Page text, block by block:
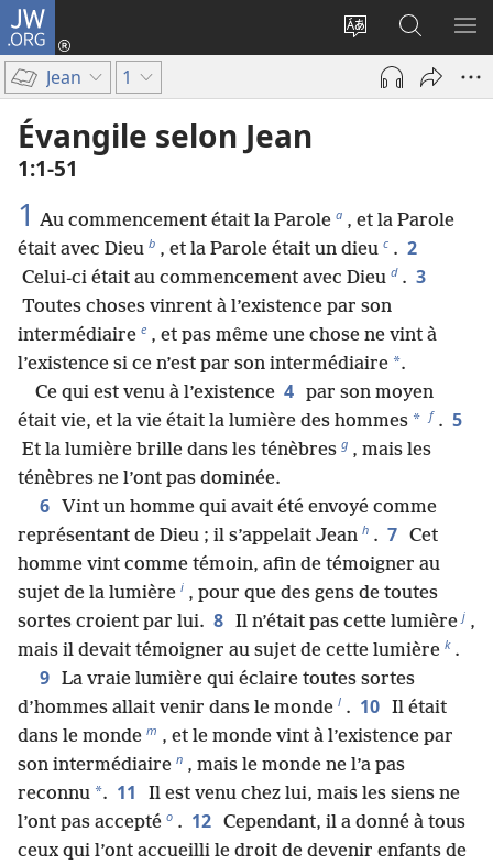
JW.ORG
Changer
langue
Se
connecter
sur
JW.ORG
Jean 1
Évangile selon Jean
1​:​1-51
1 Au commencement était la Parole a , et la Parole
était avec Dieu b , et la Parole était un dieu c . 2
Celui-ci était au commencement avec Dieu d . 3
Toutes choses vinrent à l’existence par son
intermédiaire e , et pas même une chose ne vint à
l’existence si ce n’est par son intermédiaire *.
Ce qui est venu à l’existence 4 par son moyen
était vie, et la vie était la lumière des hommes * f . 5
Et la lumière brille dans les ténèbres g , mais les
ténèbres ne l’ont pas dominée.
6 Vint un homme qui avait été envoyé comme
représentant de Dieu ; il s’appelait Jean h . 7 Cet
homme vint comme témoin, afin de témoigner au
sujet de la lumière i , pour que des gens de toutes
sortes croient par lui. 8 Il n’était pas cette lumière j ,
mais il devait témoigner au sujet de cette lumière k .
9 La vraie lumière qui éclaire toutes sortes
d’hommes allait venir dans le monde l . 10 Il était
dans le monde m , et le monde vint à l’existence par
son intermédiaire n , mais le monde ne l’a pas
reconnu *. 11
Il est venu chez lui, mais les siens ne
l’ont pas accepté o . 12 Cependant, il a donné à tous
ceux qui l’ont accueilli le droit de devenir enfants de